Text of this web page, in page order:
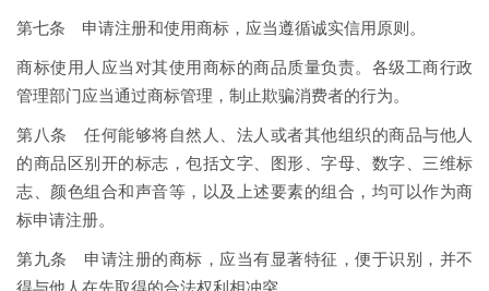
第七条 申请注册和使用商标，应当遵循诚实信用原则。
商标使用人应当对其使用商标的商品质量负责。各级工商行政
管理部门应当通过商标管理，制止欺骗消费者的行为。
第八条 任何能够将自然人、法人或者其他组织的商品与他人
的商品区别开的标志，包括文字、图形、字母、数字、三维标
志、颜色组合和声音等，以及上述要素的组合，均可以作为商
标申请注册。
第九条 申请注册的商标，应当有显著特征，便于识别，并不
得与他人在先取得的合法权利相冲突。